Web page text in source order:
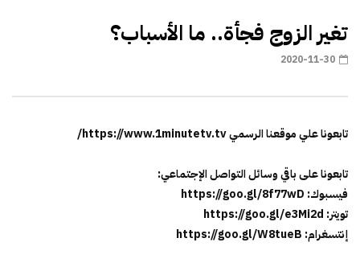
تغير الزوج فجأة.. ما الأسباب؟
2020-11-30
تابعونا علي موقعنا الرسمي https://www.1minutetv.tv/
تابعونا على باقي وسائل التواصل الإجتماعي:
فيسبوك: https://goo.gl/8f77wD
تويتر: https://goo.gl/e3Mi2d
إنتسغرام: https://goo.gl/W8tueB